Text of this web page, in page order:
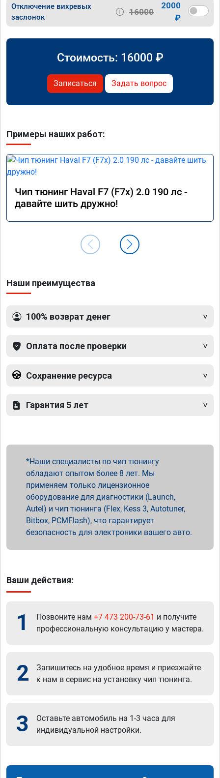
Отключение вихревых
заслонок
16000
2000
₽
Стоимость: 16000 ₽
Записаться Задать вопрос
Примеры наших работ:
Чип тюнинг Haval F7 (F7x) 2.0 190 лс -
давайте шить дружно!
Наши преимущества
100% возврат денег
Оплата после проверки
Сохранение ресурса
Гарантия 5 лет
Наши специалисты по чип тюнингу
обладают опытом более 8 лет. Мы
применяем только лицензионное
оборудование для диагностики (Launch,
Autel) и чип тюнинга (Flex, Kess 3, Autotuner,
Bitbox, PCMFlash), что гарантирует
безопасность для электроники вашего авто.
Ваши действия:
1 Позвоните нам +7 473 200-73-61 и получите
профессиональную консультацию у мастера.
2
Запишитесь на удобное время и приезжайте
к нам в сервис на установку чип тюнинга.
3
Оставьте автомобиль на 1-3 часа для
индивидуальной настройки.